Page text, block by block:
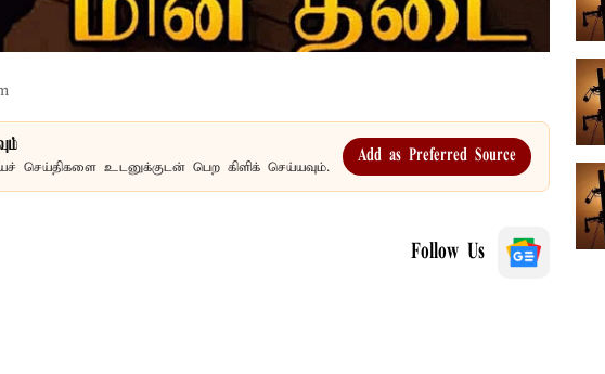
செய்திகளை உடனுக்குடன் பெற கிளிக் செய்யவும்.
Add as Preferred Source
Follow Us